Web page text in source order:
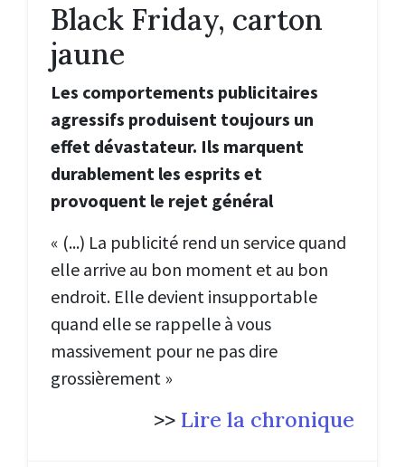
Black Friday, carton
jaune
Les comportements publicitaires
agressifs produisent toujours un
effet dévastateur. Ils marquent
durablement les esprits et
provoquent le rejet général
« (...) La publicité rend un service quand
elle arrive au bon moment et au bon
endroit. Elle devient insupportable
quand elle se rappelle à vous
massivement pour ne pas dire
grossièrement »
>> Lire la chronique